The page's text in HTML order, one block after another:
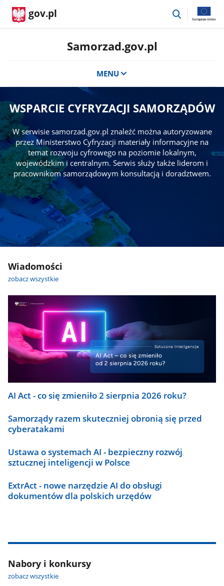
gov.pl
przejdź
Samorzad.gov.pl
MENU
WSPARCIE CYFRYZACJI SAMORZĄDÓW
W serwisie samorzad.gov.pl znaleźć można autoryzowane
przez Ministerstwo Cyfryzacji materiały informacyjne na
temat rozwoju cyfrowego na poziomie lokalnym,
wojewódzkim i centralnym. Serwis służy także liderom i
pracownikom samorządowym konsultacją i doradztwem.
Wiadomości
zobacz wszystkie
AI Act - co się zmieniło 2 sierpnia 2026 roku?
Samorządy razem skuteczniej obronią się przed
cyberatakami
Ustawa o systemach AI - bezpieczny rozwój
sztucznej inteligencji w Polsce
ExtrAct - nowe narzędzie AI do obsługi
dokumentów dla polskich urzędów
Nabory i konkursy
zobacz wszystkie